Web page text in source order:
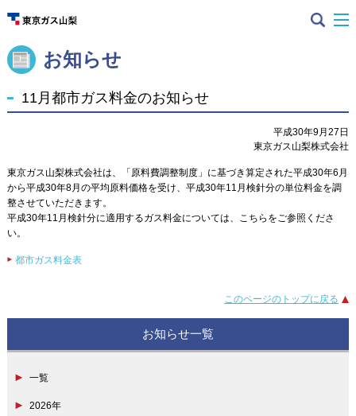
お知らせ
11月都市ガス料金のお知らせ
平成30年9月27日
東京ガス山梨株式会社
東京ガス山梨株式会社は、「原料費調整制度」に基づき算定された平成30年6月
から平成30年8月の平均原料価格を受け、平成30年11月検針分の単位料金を調
整させていただきます。
平成30年11月検針分に適用するガス料金については、こちらをご参照くださ
い。
都市ガス料金表
このページのトップに戻る
お知らせ一覧
一覧
2026年